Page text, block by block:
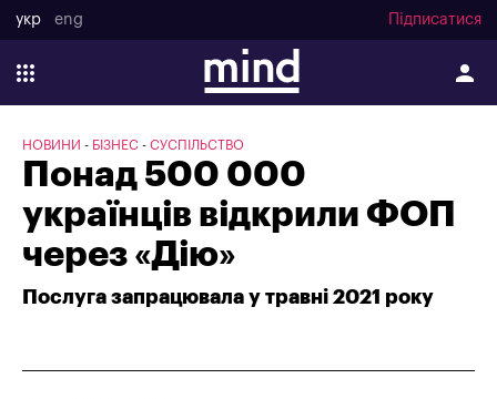
укр eng Підписатися
НОВИНИ БІЗНЕС СУСПІЛЬСТВО
Понад 500 000
українців відкрили ФОП
через «Дію»
Послуга запрацювала у травні 2021 року